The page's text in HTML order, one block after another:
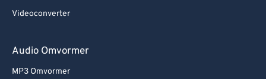
Videoconverter
Audio Omvormer
MP3 Omvormer